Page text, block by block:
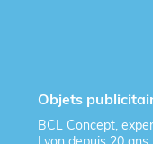
Objets
BCL Concept,